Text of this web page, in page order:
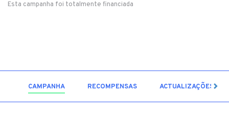
Esta campanha foi totalmente financiada
CAMPANHA RECOMPENSAS ACTUALIZAÇÕES